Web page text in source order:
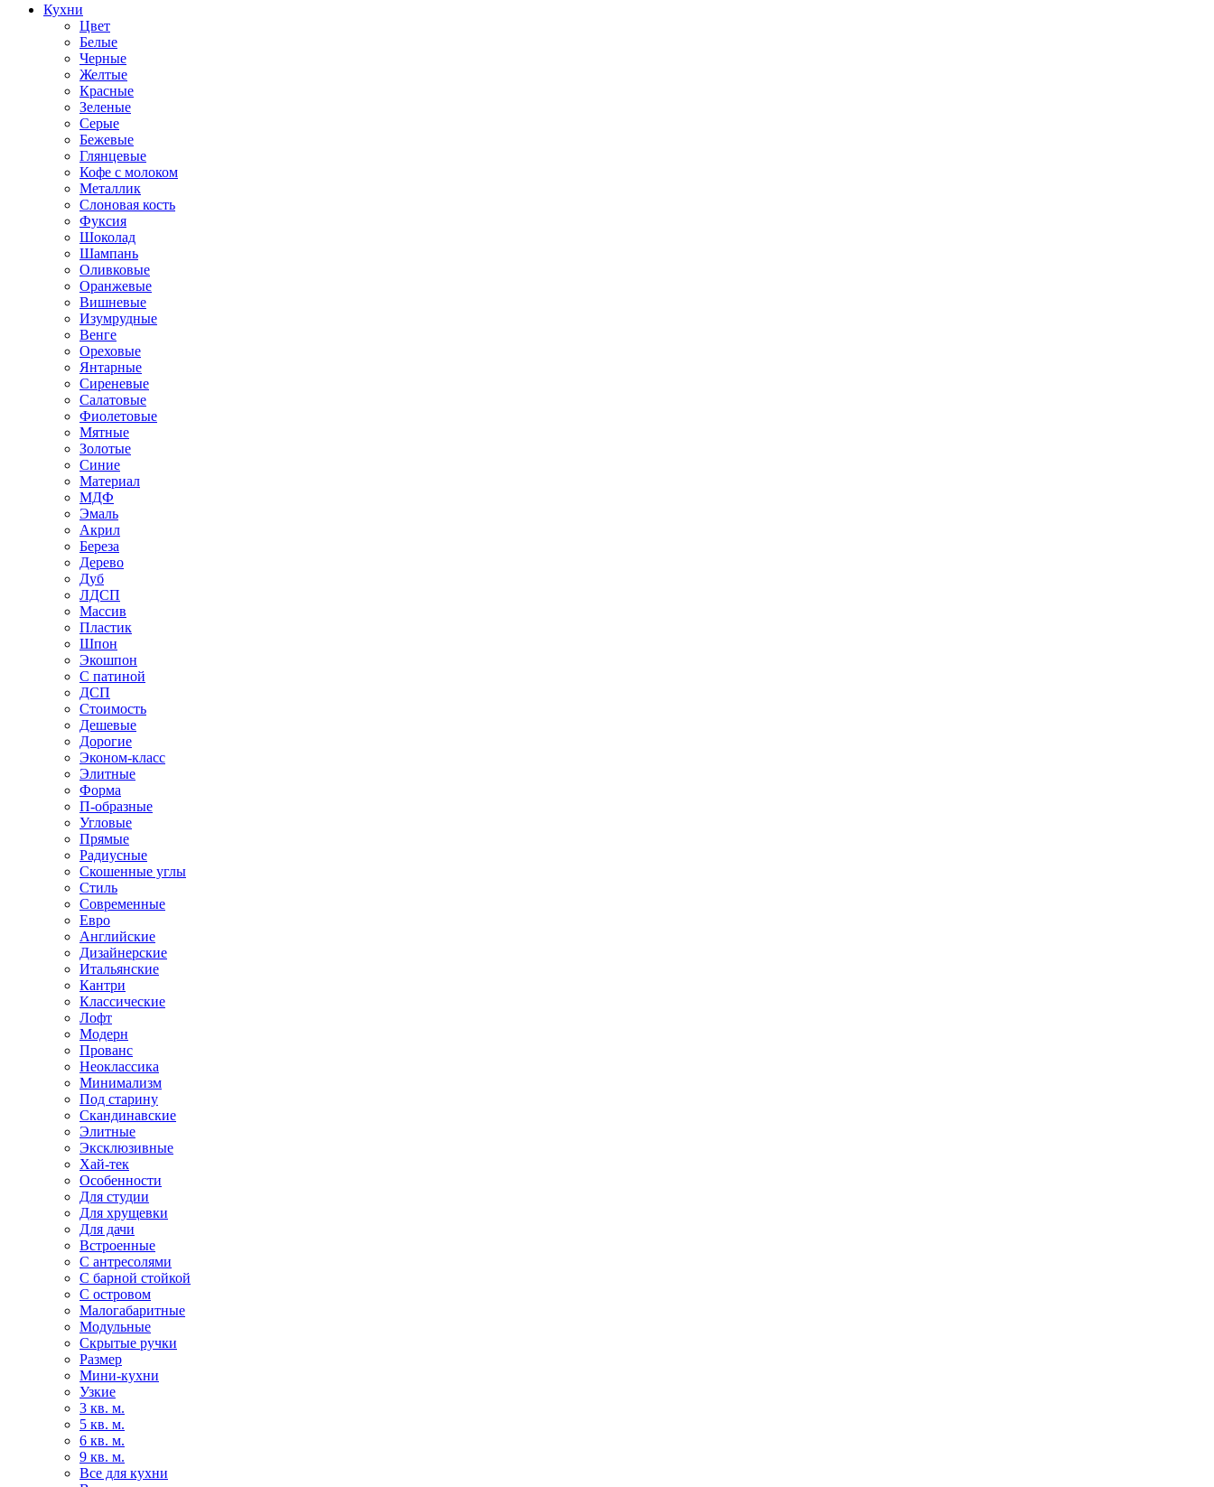
Кухни
Цвет
Белые
Черные
Желтые
Красные
Зеленые
Серые
Бежевые
Глянцевые
Кофе с молоком
Металлик
Слоновая кость
Фуксия
Шоколад
Шампань
Оливковые
Оранжевые
Вишневые
Изумрудные
Венге
Ореховые
Янтарные
Сиреневые
Салатовые
Фиолетовые
Мятные
Золотые
Синие
Материал
МДФ
Эмаль
Акрил
Береза
Дерево
Дуб
ЛДСП
Массив
Пластик
Шпон
Экошпон
С патиной
ДСП
Стоимость
Дешевые
Дорогие
Эконом-класс
Элитные
Форма
П-образные
Угловые
Прямые
Радиусные
Скошенные углы
Стиль
Современные
Евро
Английские
Дизайнерские
Итальянские
Кантри
Классические
Лофт
Модерн
Прованс
Неоклассика
Минимализм
Под старину
Скандинавские
Элитные
Эксклюзивные
Хай-тек
Особенности
Для студии
Для хрущевки
Для дачи
Встроенные
С антресолями
С барной стойкой
С островом
Малогабаритные
Модульные
Скрытые ручки
Размер
Мини-кухни
Узкие
3 кв. м.
5 кв. м.
6 кв. м.
9 кв. м.
Все для кухни